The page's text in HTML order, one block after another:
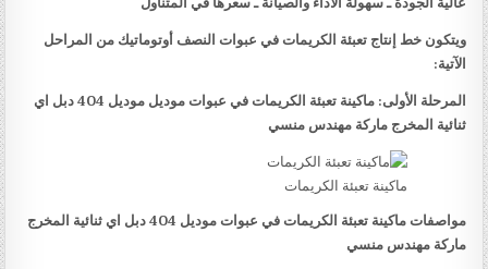
ويتكون خط إنتاج تعبئة الكريمات في عبوات النصف أوتوماتيك من المراحل
الآتية:
المرحلة الأولى: ماكينة تعبئة الكريمات في عبوات موديل موديل 404 دبل اي
ثنائية المخرج ماركة مهندس منسي
ماكينة تعبئة الكريمات
مواصفات ماكينة تعبئة الكريمات في عبوات موديل 404 دبل اي ثنائية المخرج
ماركة مهندس منسي